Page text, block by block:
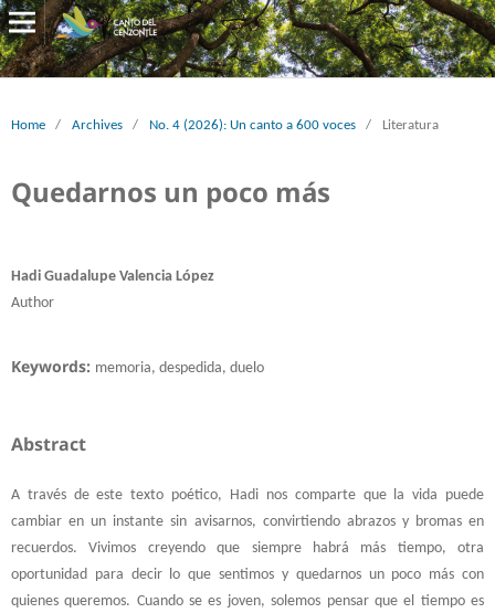
Home / Archives / No. 4 (2026): Un canto a 600 voces / Literatura
Quedarnos un poco más
Hadi Guadalupe Valencia López
Author
Keywords: memoria, despedida, duelo
Abstract
A través de este texto poético, Hadi nos comparte que la vida puede
cambiar en un instante sin avisarnos, convirtiendo abrazos y bromas en
recuerdos. Vivimos creyendo que siempre habrá más tiempo, otra
oportunidad para decir lo que sentimos y quedarnos un poco más con
quienes queremos. Cuando se es joven, solemos pensar que el tiempo es